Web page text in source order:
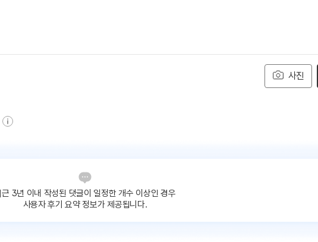
사진
근 3년 이내 작성된 댓글이 일정한 개수 이상인 경우
사용자 후기 요약 정보가 제공됩니다.